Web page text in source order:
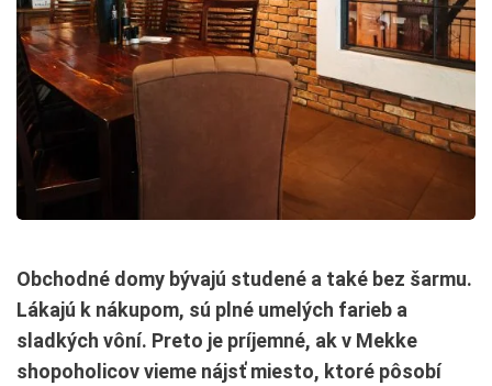
Obchodné domy bývajú studené a také bez šarmu.
Lákajú k nákupom, sú plné umelých farieb a
sladkých vôní. Preto je príjemné, ak v Mekke
shopoholicov vieme nájsť miesto, ktoré pôsobí